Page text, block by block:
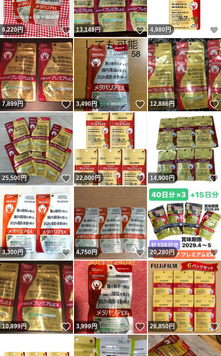
6,220円 いいね！
13,149円 いいね！
4,980 円
7,899円 いいね！
3,490円 いいね！
12,886円
25,500円 いいね！
22,000円 いいね！
14,900円
3,300円 いいね！
4,750円 いいね！
20,280円
10,899円 いいね！
3,999円 いいね！
26,850円